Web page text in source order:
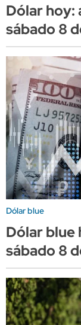
Dólar hoy:
sábado 8
Dólar blue
Dólar blue
sábado 8